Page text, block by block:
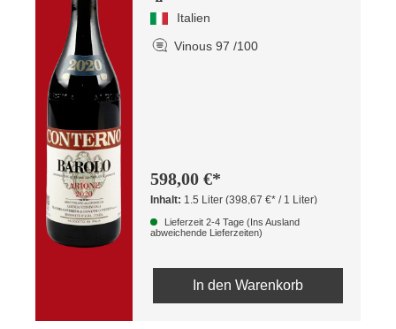
Italien
Vinous 97 /100
598,00 €*
Inhalt: 1.5 Liter(398,67 €* / 1 Liter)
Lieferzeit 2-4 Tage (Ins Ausland
abweichende Lieferzeiten)
In den Warenkorb